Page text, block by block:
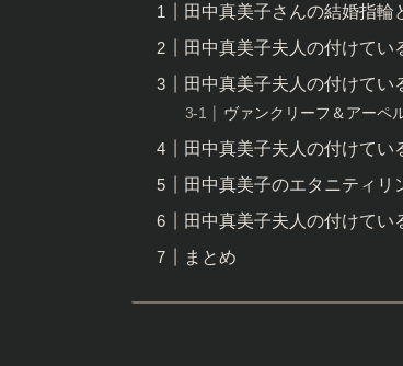
田中真美子さんの結婚指輪
田中真美子夫人の付けてい
田中真美子夫人の付けてい
ヴァンクリーフ＆アーペ
田中真美子夫人の付けてい
田中真美子のエタニティリ
田中真美子夫人の付けてい
まとめ